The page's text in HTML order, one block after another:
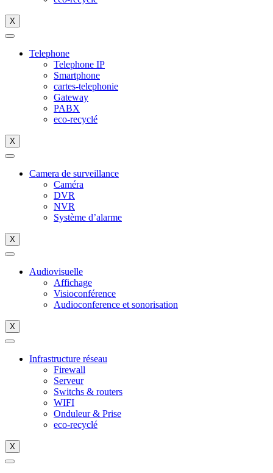
X
Telephone
Telephone IP
Smartphone
cartes-telephonie
Gateway
PABX
eco-recyclé
X
Camera de surveillance
Caméra
DVR
NVR
Système d’alarme
X
Audiovisuelle
Affichage
Visioconférence
Audioconference et sonorisation
X
Infrastructure réseau
Firewall
Serveur
Switchs & routers
WIFI
Onduleur & Prise
eco-recyclé
X